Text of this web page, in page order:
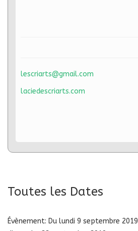
lescriarts@gmail.com
laciedescriarts.com
Toutes les Dates
Évènement: Du lundi 9 septembre 2019